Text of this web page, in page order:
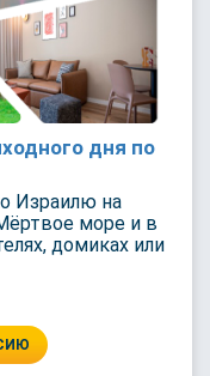
дня по
Израилю на
море и в
домиках или